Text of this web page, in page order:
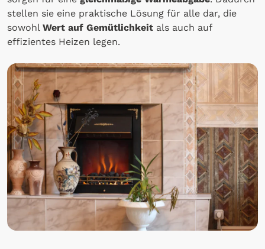
stellen sie eine praktische Lösung für alle dar, die
sowohl Wert auf Gemütlichkeit als auch auf
effizientes Heizen legen.